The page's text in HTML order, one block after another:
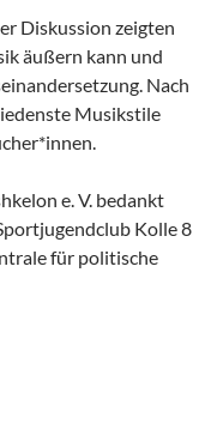
Diskussion zeigten
äußern kann und
Nach
Musikstile
e. V. bedankt
Kolle 8
für politische